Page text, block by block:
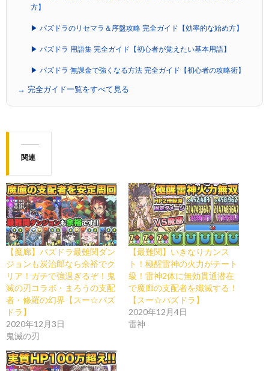
方】
▶ パズドラのリセマラ＆序盤攻略 完全ガイド【効率的な始め方】
▶ パズドラ 用語集 完全ガイド【初心者が覚えたい基本用語】
▶ パズドラ 無課金で強くなる方法 完全ガイド【初心者の攻略術】
→ 完全ガイド一覧をすべて見る
関連
【魔廊】パズドラ最難関ダン
ジョンも炭治郎なら余裕でク
リア！ガチで強過ぎるぞ！鬼
滅の刃コラボ・まろうの支配
者・修羅の幻界【スー☆パズ
ドラ】
2020年12月3日
鬼滅の刃
【最難関】いきなりカンス
ト！極醒雷神の火力がチート
級！雷神2体に無効貫通潜在
で魔廊の支配者を殲滅する！
【スー☆パズドラ】
2020年12月4日
雷神